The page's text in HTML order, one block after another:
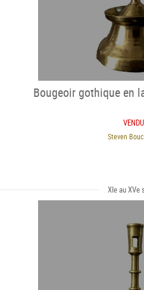
Bougeoir gothique en
VENDU
Steven
XIe au XVe